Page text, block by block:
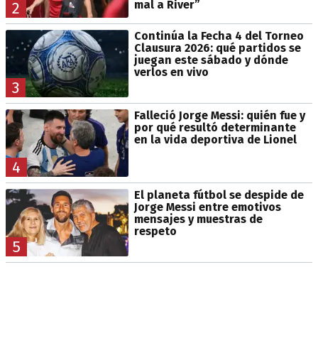
2 mal a River”
3
Continúa la Fecha 4 del Torneo
Clausura 2026: qué partidos se
juegan este sábado y dónde
verlos en vivo
4
Falleció Jorge Messi: quién fue y
por qué resultó determinante
en la vida deportiva de Lionel
5
El planeta fútbol se despide de
Jorge Messi entre emotivos
mensajes y muestras de
respeto